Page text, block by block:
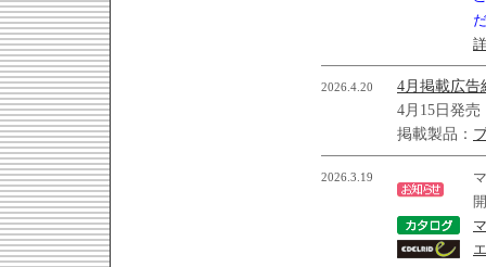
2026.4.20
4月掲載広告
4月15日発
掲載製品：
2026.3.19